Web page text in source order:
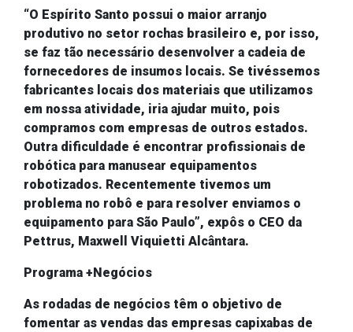
“O Espírito Santo possui o maior arranjo
produtivo no setor rochas brasileiro e, por isso,
se faz tão necessário desenvolver a cadeia de
fornecedores de insumos locais. Se tivéssemos
fabricantes locais dos materiais que utilizamos
em nossa atividade, iria ajudar muito, pois
compramos com empresas de outros estados.
Outra dificuldade é encontrar profissionais de
robótica para manusear equipamentos
robotizados. Recentemente tivemos um
problema no robô e para resolver enviamos o
equipamento para São Paulo”, expôs o CEO da
Pettrus, M axwell Viquietti Alcântara.
Programa +Negócios
As rodadas de negócios têm o objetivo de
fomentar as vendas das empresas capixabas de